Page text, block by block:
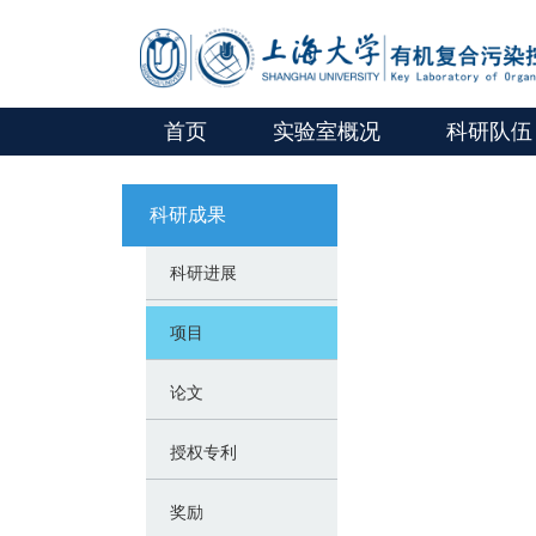
首页 实验室概况 科研队伍
科研成果
科研进展
项目
论文
授权专利
奖励